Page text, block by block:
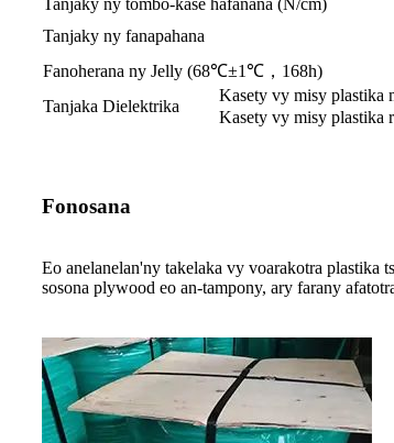
Tanjaky ny fanapahana
Fanoherana ny Jelly (68℃±1℃，168h)
Tanjaka Dielektrika
Kasety vy misy plastika
Kasety vy misy plastika
Fonosana
Eo anelanelan'ny takelaka vy voarakotra plastika
sosona plywood eo an-tampony, ary farany